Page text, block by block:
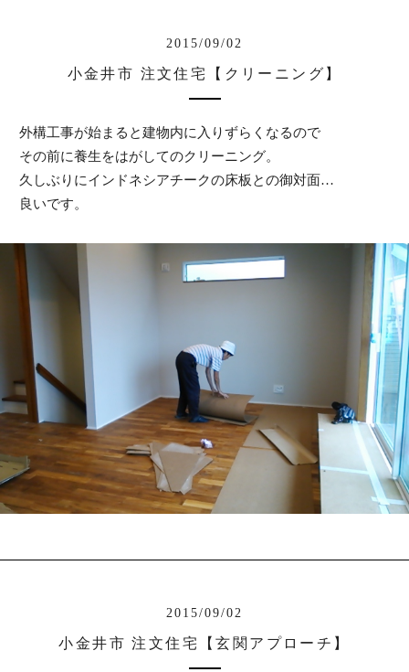
2015/09/02
小金井市 注文住宅【クリーニング】
外構工事が始まると建物内に入りずらくなるので
その前に養生をはがしてのクリーニング。
久しぶりにインドネシアチークの床板との御対面…
良いです。
2015/09/02
小金井市 注文住宅【玄関アプローチ】